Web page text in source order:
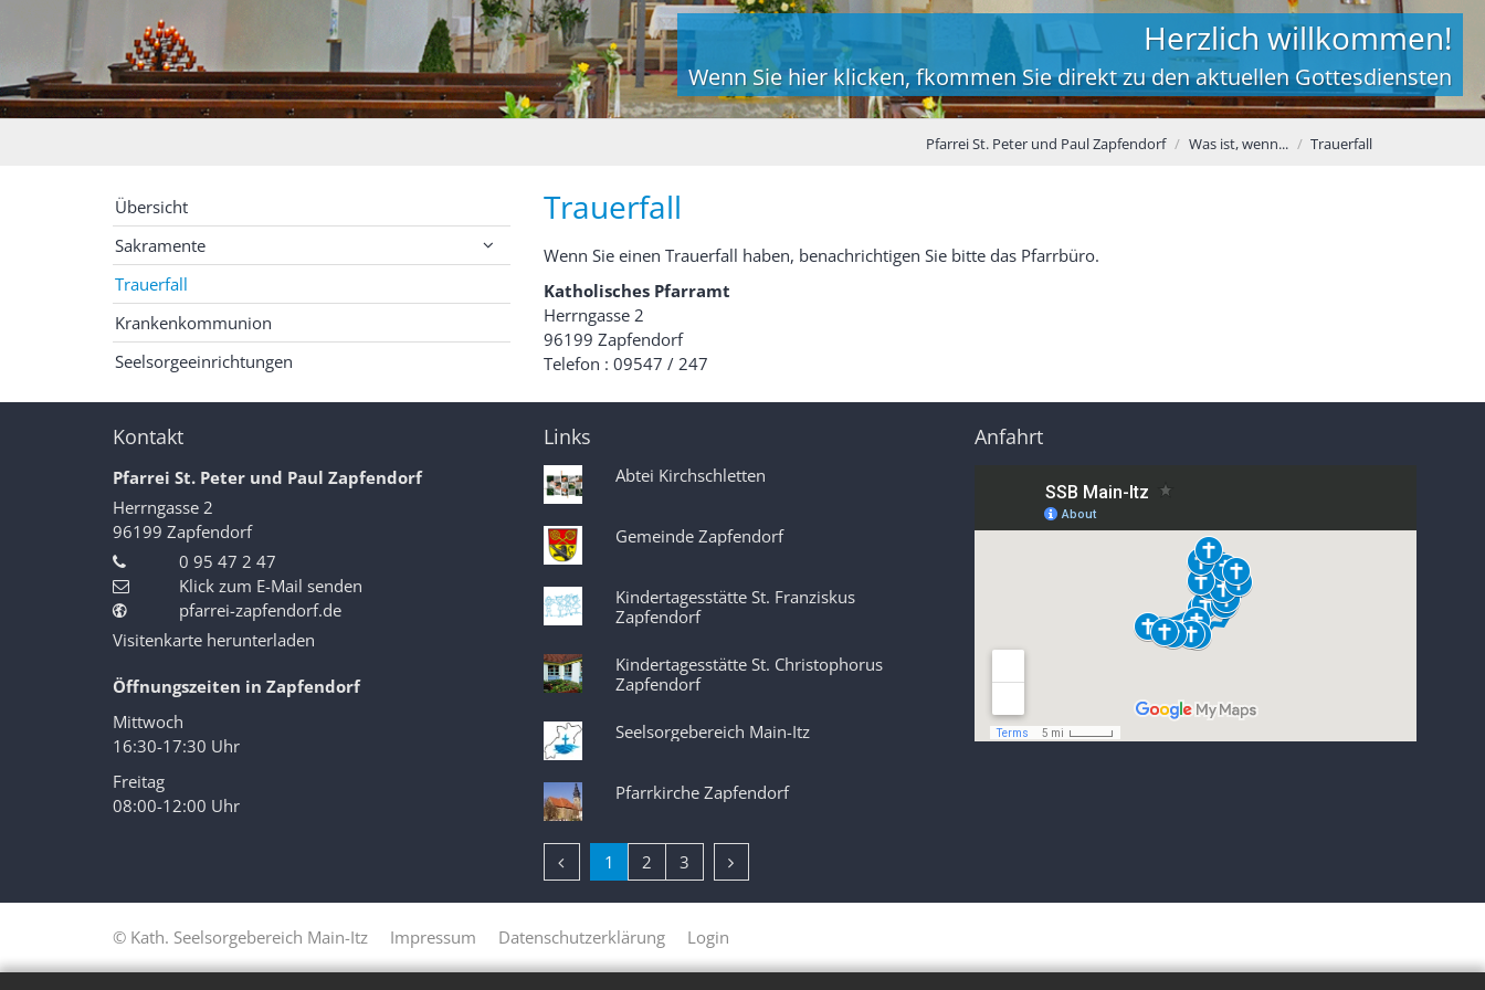
Herzlich willkommen!
Wenn Sie hier klicken, fkommen Sie direkt zu den aktuellen Gottesdiensten
Pfarrei St. Peter und Paul Zapfendorf Was ist, wenn... Trauerfall
Trauerfall
Wenn Sie einen Trauerfall haben, benachrichtigen Sie bitte das Pfarrbüro.
Katholisches Pfarramt
Herrngasse 2
96199 Zapfendorf
Telefon : 09547 / 247
Übersicht
Sakramente
Trauerfall
Krankenkommunion
Seelsorgeeinrichtungen
Kontakt
Pfarrei St. Peter und Paul Zapfendorf
Herrngasse 2
96199 Zapfendorf
0 95 47 2 47
Klick zum E-Mail senden
pfarrei-zapfendorf.de
Visitenkarte herunterladen
Öffnungszeiten in Zapfendorf
Mittwoch
16:30-17:30 Uhr
Freitag
08:00-12:00 Uhr
Links
Abtei Kirchschletten
Gemeinde Zapfendorf
Kindertagesstätte St. Franziskus
Zapfendorf
Kindertagesstätte St. Christophorus
Zapfendorf
Seelsorgebereich Main-Itz
Pfarrkirche Zapfendorf
Vorherige Seite
1 2 3 Nächste Seite
Anfahrt
© Kath. Seelsorgebereich Main-Itz Impressum Datenschutzerklärung Login